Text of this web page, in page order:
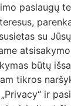
paslaugų
su
būtų
tikros
ir